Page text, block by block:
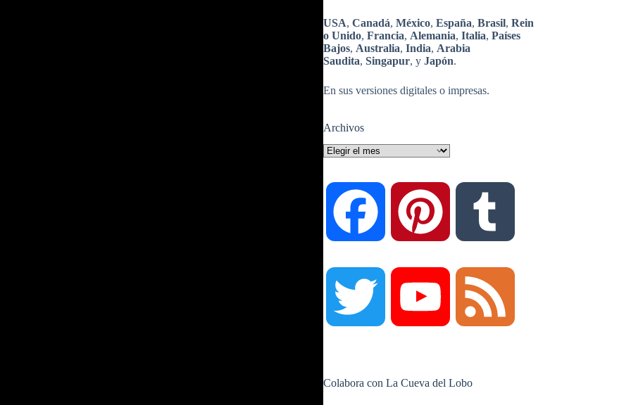
USA,Canadá,México,España,Brasil,Rein
o Unido,Francia, Alemania,Italia,Países
Bajos, Australia,India, Arabia
Saudita,Singapur, yJapón.
En sus versiones digitales o impresas.
Archivos
Archivos
e t
Colabora con La Cueva del Lobo